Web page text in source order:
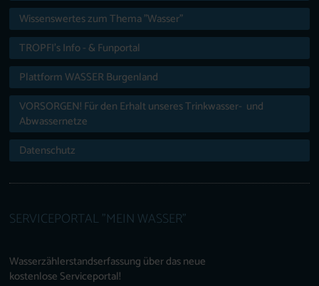
Wissenswertes zum Thema "Wasser"
TROPFI’s Info - & Funportal
Plattform WASSER Burgenland
VORSORGEN! Für den Erhalt unseres Trinkwasser- und
Abwassernetze
Datenschutz
SERVICEPORTAL "MEIN WASSER"
Wasserzählerstandserfassung über das neue
kostenlose Serviceportal!